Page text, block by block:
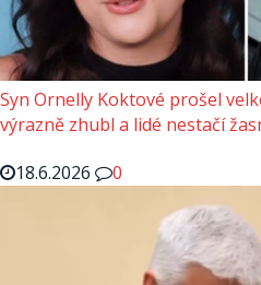
Syn Ornelly Koktové prošel
výrazně zhubl a lidé nestačí
18.6.2026
0